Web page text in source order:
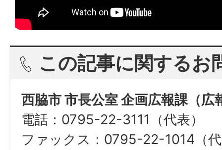
この記事に関するお
西脇市 市長公室 企画広報課（広
電話：0795-22-3111（代表）
ファックス：0795-22-1014（